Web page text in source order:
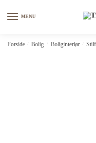
MENU
Forside Bolig Boliginteriør